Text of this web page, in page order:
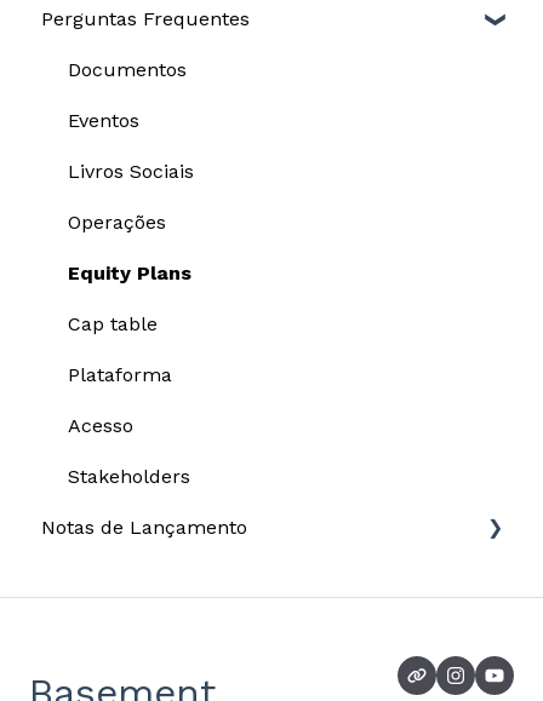
Cap table
Equity plans
Plataforma
Escrituração
Opções
Documentos
Equity plans
Configurações
Relatório para DIRPF
Perguntas Frequentes
Documentos
Eventos
Livros Sociais
Operações
Equity Plans
Cap table
Plataforma
Acesso
Stakeholders
Notas de Lançamento